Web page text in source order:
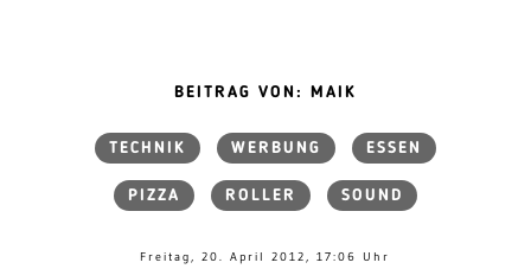
BEITRAG VON: MAIK
TECHNIK WERBUNG ESSEN
PIZZA ROLLER SOUND
Freitag, 20. April 2012, 17:06 Uhr